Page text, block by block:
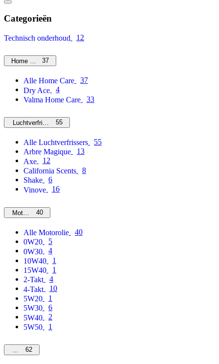
Categorieën
Technisch onderhoud 12
Home Care37
Alle Home Care
37
Dry Ace
4
Valma Home Care
33
Luchtverfrissers55
Alle Luchtverfrissers
55
Arbre Magique
13
Axe
12
California Scents
8
Shake
6
Vinove
16
Motorolie40
Alle Motorolie
40
0W20
5
0W30
4
10W40
1
15W40
1
2-Takt
4
4-Takt
10
5W20
1
5W30
6
5W40
2
5W50
1
MPM62